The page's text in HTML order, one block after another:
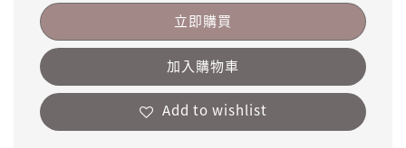
立即購買
加入購物車
Add to wishlist